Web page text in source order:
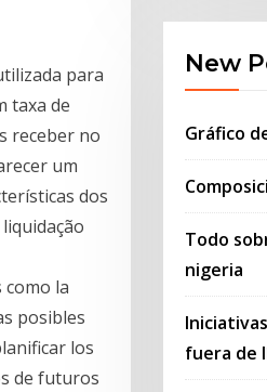
para
taxa de
receber no
um
dos
la
posibles
los
de futuros
New
Gráfico
Todo
nigeria
fuera de